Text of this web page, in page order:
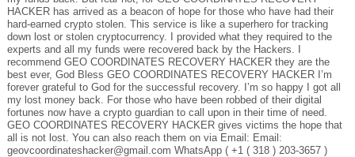
HACKER has arrived as a beacon of hope for those who have had their
hard-earned crypto stolen. This service is like a superhero for tracking
down lost or stolen cryptocurrency. I provided what they required to the
experts and all my funds were recovered back by the Hackers. I
recommend GEO COORDINATES RECOVERY HACKER they are the
best ever, God Bless GEO COORDINATES RECOVERY HACKER I’m
forever grateful to God for the successful recovery. I’m so happy I got all
my lost money back. For those who have been robbed of their digital
fortunes now have a crypto guardian to call upon in their time of need.
GEO COORDINATES RECOVERY HACKER gives victims the hope that
all is not lost. You can also reach them on via Email: Email:
geovcoordinateshacker@gmail.com WhatsApp ( +1 ( 318 ) 203-3657 )